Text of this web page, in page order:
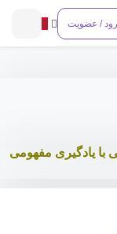
/ عضویت 0
با یادگیری مفهومی